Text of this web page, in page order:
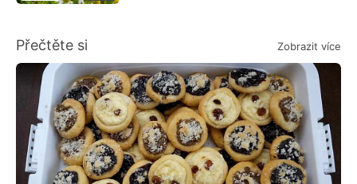
Přečtěte si Zobrazit více